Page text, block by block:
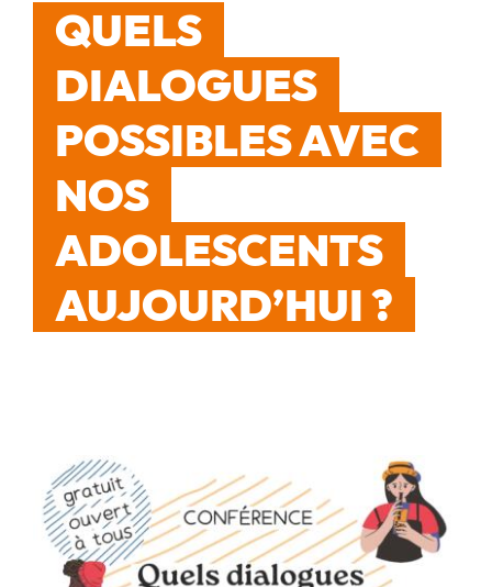
QUELS
DIALOGUES
POSSIBLES AVEC
NOS
ADOLESCENTS
AUJOURD’HUI ?